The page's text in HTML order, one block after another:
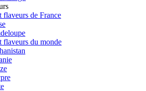
flaveurs de France
flaveurs du monde